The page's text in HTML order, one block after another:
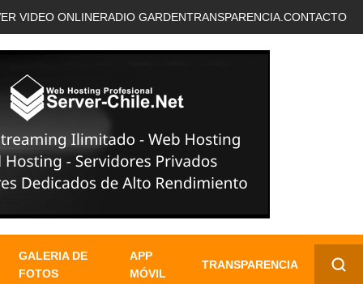
VIDEO ONLINERADIO GARDENTRANSPARENCIA. CONTACTO
GALERIA DE
FOTOS
APP
MÓVIL
TRANSPARENCIA